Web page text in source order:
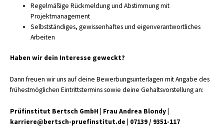
Regelmäßige Rückmeldung und Abstimmung mit
Projektmanagement
Selbstständiges, gewissenhaftes und eigenverantwortliches
Arbeiten
Haben wir dein Interesse geweckt?
Dann freuen wir uns auf deine Bewerbungsunterlagen mit Angabe des
frühestmöglichen Eintrittstermins sowie deine Gehaltsvorstellung an:
Prüfinstitut Bertsch GmbH | Frau Andrea Blondy |
karriere@bertsch-pruefinstitut.de | 07139 / 9351-117